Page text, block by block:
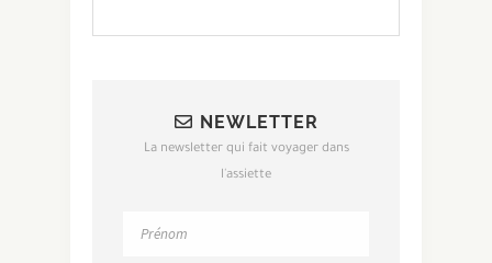
NEWLETTER
La newsletter qui fait voyager dans
l'assiette